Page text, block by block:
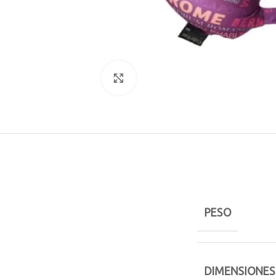
PESO
DIMENSIONES